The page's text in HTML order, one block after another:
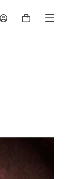
Varukorg